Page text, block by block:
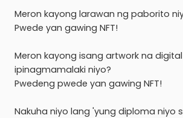
Meron kayong larawan ng paborito
Pwede yan gawing NFT!
Meron kayong isang artwork na
ipinagmamalaki niyo?
Pwedeng pwede yan gawing NFT!
Nakuha niyo lang 'yung diploma niyo